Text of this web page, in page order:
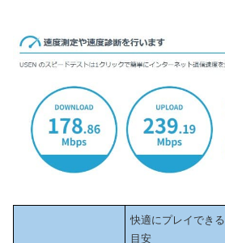
快適にプレイできる
目安